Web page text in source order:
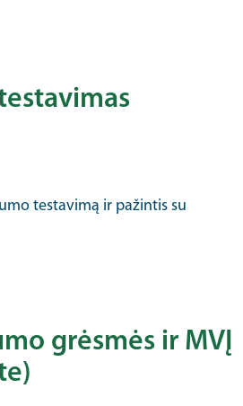
testavimą ir pažintis su
grėsmės ir MVĮ